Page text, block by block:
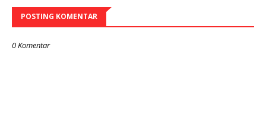
POSTING KOMENTAR
0 Komentar